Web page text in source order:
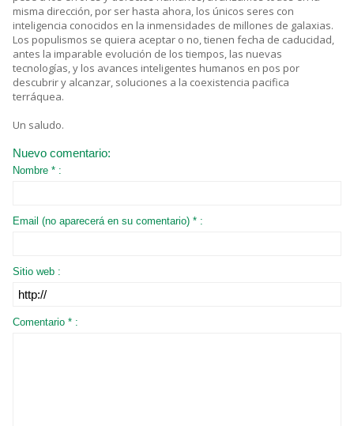
misma dirección, por ser hasta ahora, los únicos seres con
inteligencia conocidos en la inmensidades de millones de galaxias.
Los populismos se quiera aceptar o no, tienen fecha de caducidad,
antes la imparable evolución de los tiempos, las nuevas
tecnologías, y los avances inteligentes humanos en pos por
descubrir y alcanzar, soluciones a la coexistencia pacifica
terráquea.
Un saludo.
Nuevo comentario:
Nombre * :
Email (no aparecerá en su comentario) * :
Sitio web :
Comentario * :